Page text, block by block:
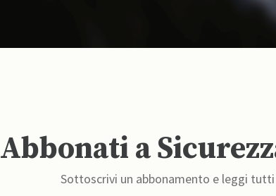
Abbonati a
Sottoscrivi un abbonamento e leggi